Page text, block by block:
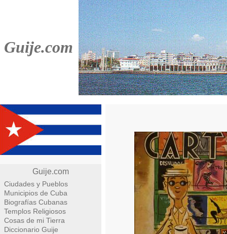
Guije.com
Guije.com
Ciudades y Pueblos
Municipios de Cuba
Biografías Cubanas
Templos Religiosos
Cosas de mi Tierra
Diccionario Guije